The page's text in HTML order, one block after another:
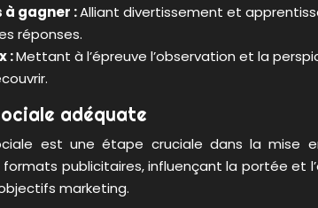
gagner :Alliant divertissement et
réponses.
:Mettant à l’épreuve l’observation et la
adéquate
est une étape cruciale dans la mise
publicitaires, influençant la portée
marketing.